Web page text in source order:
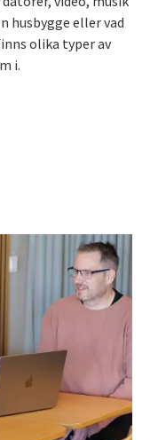
husbygge eller vad
olika typer av
i.